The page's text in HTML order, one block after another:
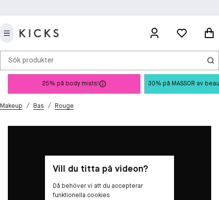
Sök produkter
25% på body mists! 30% på MASSOR av
Makeup / Bas / Rouge
Vill du titta på videon?
Då behöver vi att du accepterar
funktionella cookies